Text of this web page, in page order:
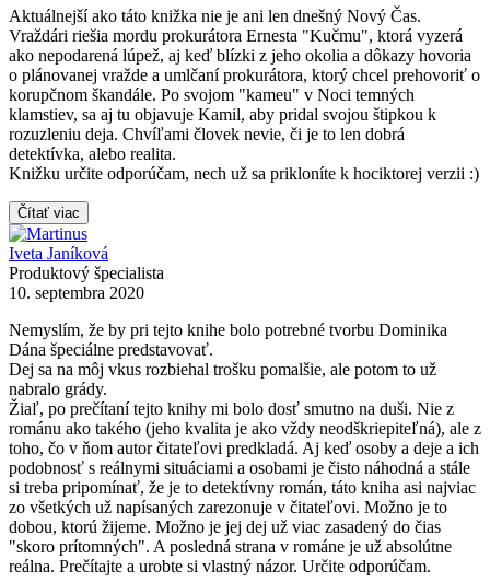
Aktuálnejší ako táto knižka nie je ani len dnešný Nový Čas.
Vraždári riešia mordu prokurátora Ernesta "Kučmu", ktorá vyzerá
ako nepodarená lúpež, aj keď blízki z jeho okolia a dôkazy hovoria
o plánovanej vražde a umlčaní prokurátora, ktorý chcel prehovoriť o
korupčnom škandále. Po svojom "kameu" v Noci temných
klamstiev, sa aj tu objavuje Kamil, aby pridal svojou štipkou k
rozuzleniu deja. Chvíľami človek nevie, či je to len dobrá
detektívka, alebo realita.
Knižku určite odporúčam, nech už sa prikloníte k hociktorej verzii :)
Čítať viac
Iveta Janíková
Produktový špecialista
10. septembra 2020
Nemyslím, že by pri tejto knihe bolo potrebné tvorbu Dominika
Dána špeciálne predstavovať.
Dej sa na môj vkus rozbiehal trošku pomalšie, ale potom to už
nabralo grády.
Žiaľ, po prečítaní tejto knihy mi bolo dosť smutno na duši. Nie z
románu ako takého (jeho kvalita je ako vždy neodškriepiteľná), ale z
toho, čo v ňom autor čitateľovi predkladá. Aj keď osoby a deje a ich
podobnosť s reálnymi situáciami a osobami je čisto náhodná a stále
si treba pripomínať, že je to detektívny román, táto kniha asi najviac
zo všetkých už napísaných zarezonuje v čitateľovi. Možno je to
dobou, ktorú žijeme. Možno je jej dej už viac zasadený do čias
"skoro prítomných". A posledná strana v románe je už absolútne
reálna. Prečítajte a urobte si vlastný názor. Určite odporúčam.